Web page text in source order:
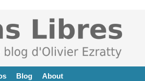
Blog About